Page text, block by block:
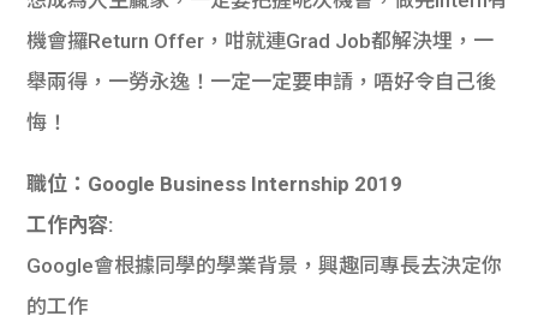
機會攞Return Offer，咁就連Grad Job都解決埋，一
舉兩得，一勞永逸！一定一定要申請，唔好令自己後
悔！
職位：Google Business Internship 2019
工作內容:
Google會根據同學的學業背景，興趣同專長去決定你
的工作